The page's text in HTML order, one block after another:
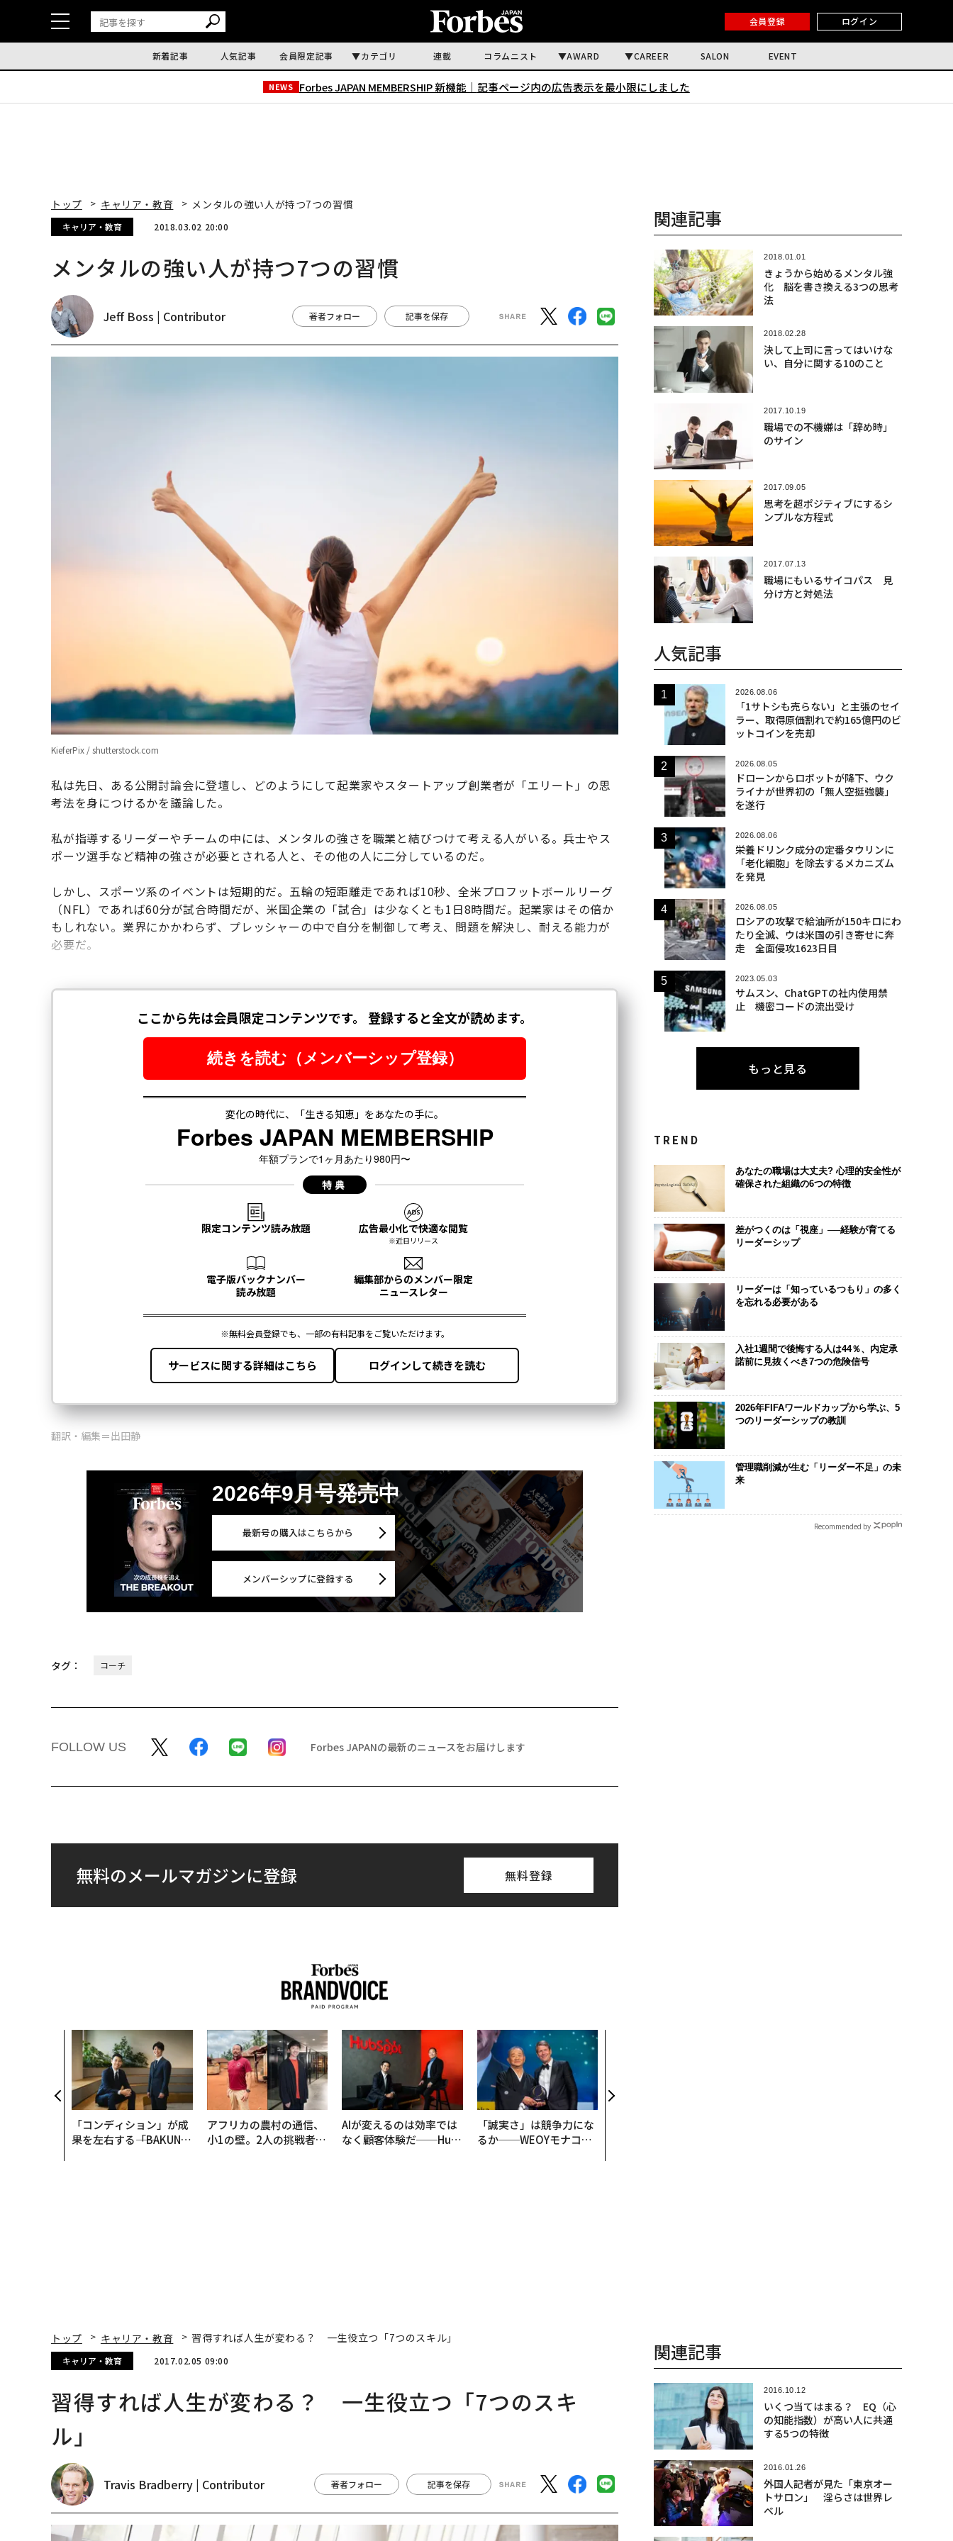
会員登録 ログイン
新着記事 人気記事 会員限定記事 カテゴリ 連載 コラムニスト AWARD CAREER SALON EVENT
NEWS Forbes JAPAN MEMBERSHIP 新機能｜ 記事ページ内の広告表示を最小限にしました
トップ キャリア・教育 メンタルの強い人が持つ7つの習慣
キャリア・教育 2018.03.02 20:00
メンタルの強い人が持つ7つの習慣
Jeff Boss | Contributor 著者フォロー 記事を保存
KieferPix / shutterstock.com
私は先日、ある公開討論会に登壇し、どのようにして起業家やスタートアップ創業者が「エリート」の思
考法を身につけるかを議論した。
私が指導するリーダーやチームの中には、メンタルの強さを職業と結びつけて考える人がいる。兵士やス
ポーツ選手など精神の強さが必要とされる人と、その他の人に二分しているのだ。
しかし、スポーツ系のイベントは短期的だ。五輪の短距離走であれば10秒、全米プロフットボールリーグ
（NFL）であれば60分が試合時間だが、米国企業の「試合」は少なくとも1日8時間だ。起業家はその倍か
もしれない。業界にかかわらず、プレッシャーの中で自分を制御して考え、問題を解決し、耐える能力が
必要だ。
翻訳・編集＝出田静
2026年9月号発売中
最新号の購入はこちらから
メンバーシップに登録する
タグ： コーチ
FOLLOW US Forbes JAPANの最新のニュースをお届けします
無料のメールマガジンに登録 無料登録
「コンディション」が成
果を左右する――「BAKUN
アフリカの農村の通信、
小1の壁。2人の挑戦者が
AIが変えるのは効率では
なく顧客体験だ──Hub
「誠実さ」は競争力にな
るか──WEOYモナコで
る1日│CAREER SUMMI
関連記事
2018.01.01
きょうから始めるメンタル強
化 脳を書き換える3つの思考
法
2018.02.28
決して上司に言ってはいけな
い、自分に関する10のこと
2017.10.19
職場での不機嫌は「辞め時」
のサイン
2017.09.05
思考を超ポジティブにするシ
ンプルな方程式
2017.07.13
職場にもいるサイコパス 見
分け方と対処法
人気記事
2026.08.06
「1サトシも売らない」と主張のセイ
ラー、取得原価割れで約165億円のビ
ットコインを売却
2026.08.05
ドローンからロボットが降下、ウク
ライナが世界初の「無人空挺強襲」
を遂行
2026.08.06
栄養ドリンク成分の定番タウリンに
「老化細胞」を除去するメカニズム
を発見
2026.08.05
ロシアの攻撃で給油所が150キロにわ
たり全滅、ウは米国の引き寄せに奔
走 全面侵攻1623日目
2023.05.03
サムスン、ChatGPTの社内使用禁
止 機密コードの流出受け
もっと見る
TREND
あなたの職場は大丈夫? 心理的安全性が
確保された組織の6つの特徴
差がつくのは「視座」──経験が育てる
リーダーシップ
リーダーは「知っているつもり」の多く
を忘れる必要がある
入社1週間で後悔する人は44％、内定承
諾前に見抜くべき7つの危険信号
2026年FIFAワールドカップから学ぶ、5
つのリーダーシップの教訓
管理職削減が生む「リーダー不足」の未
来
Recommended by
トップ キャリア・教育 習得すれば人生が変わる？ 一生役立つ「7つのスキル」
キャリア・教育 2017.02.05 09:00
習得すれば人生が変わる？ 一生役立つ「7つのスキ
ル」
Travis Bradberry | Contributor 著者フォロー 記事を保存
関連記事
2016.10.12
いくつ当てはまる？ EQ（心
の知能指数）が高い人に共通
する5つの特徴
2016.01.26
外国人記者が見た「東京オー
トサロン」 淫らさは世界レ
ベル